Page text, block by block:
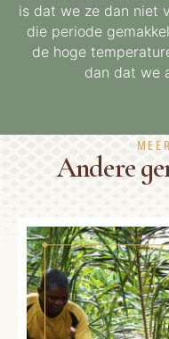
is dat we ze dan niet
die periode
de hoge
dan dat we
Andere